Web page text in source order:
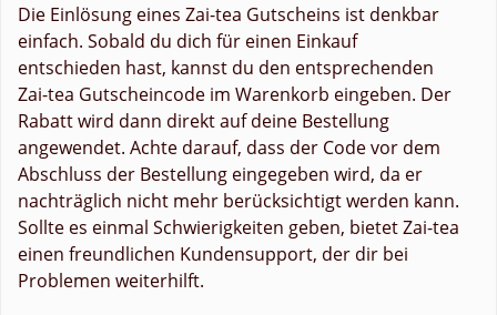
Die Einlösung eines Zai-tea Gutscheins ist denkbar
einfach. Sobald du dich für einen Einkauf
entschieden hast, kannst du den entsprechenden
Zai-tea Gutscheincode im Warenkorb eingeben. Der
Rabatt wird dann direkt auf deine Bestellung
angewendet. Achte darauf, dass der Code vor dem
Abschluss der Bestellung eingegeben wird, da er
nachträglich nicht mehr berücksichtigt werden kann.
Sollte es einmal Schwierigkeiten geben, bietet Zai-tea
einen freundlichen Kundensupport, der dir bei
Problemen weiterhilft.